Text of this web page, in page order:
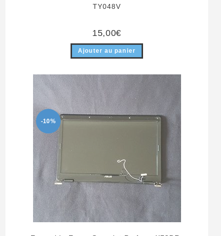
TY048V
15,00€
Ajouter au panier
-10%